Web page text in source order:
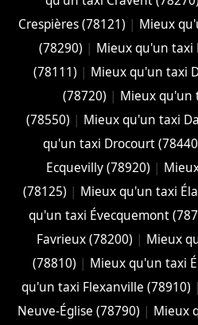
Crespières (78121) | Mieux
(78290) | Mieux qu'un taxi
(78111) | Mieux qu'un taxi
(78720) | Mieux qu'un
(78550) | Mieux qu'un taxi
qu'un taxi Drocourt
Ecquevilly (78920) |
(78125) | Mieux qu'un taxi
qu'un taxi Évecquemont
Favrieux (78200) | Mieux
(78810) | Mieux qu'un taxi
qu'un taxi Flexanville (78910) |
Neuve-Église (78790) | Mieux